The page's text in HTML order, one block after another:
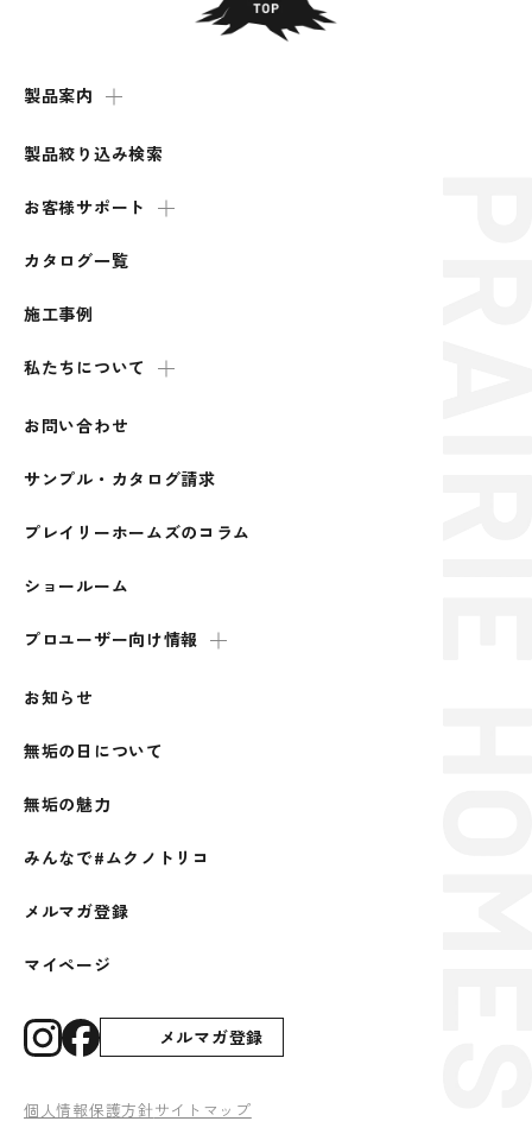
製品案内
製品絞り込み検索
お客様サポート
カタログ一覧
施工事例
私たちについて
お問い合わせ
サンプル・カタログ請求
プレイリーホームズのコラム
ショールーム
プロユーザー向け情報
お知らせ
無垢の日について
無垢の魅力
みんなで#ムクノトリコ
メルマガ登録
マイページ
メルマガ登録
個人情報保護方針サイトマップ